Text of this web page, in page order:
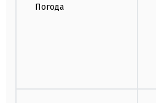
Погода